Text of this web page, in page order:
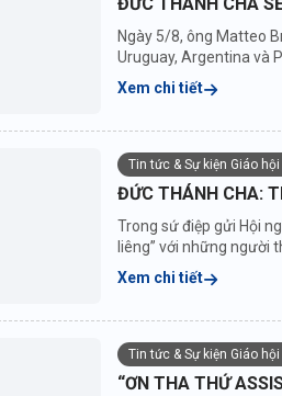
Ngày 5/8, ông Matteo
Uruguay, Argentina và
nước...
Xem chi tiết
Tin tức & Sự kiện Giáo
ĐỨC THÁNH CHA:
Trong sứ điệp gửi Hội
liêng” với những người
Xem chi tiết
Tin tức & Sự kiện Giáo
“ƠN THA THỨ